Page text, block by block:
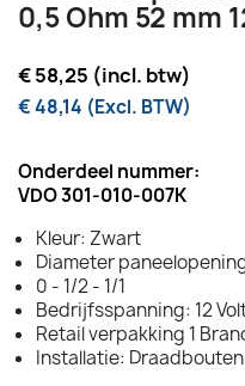
0,5 Ohm 52 mm
€ 58,25 (incl. btw)
€ 48,14 (Excl. BTW)
Onderdeel nummer:
VDO 301-010-007K
Kleur: Zwart
Diameter
0 - 1/2 - 1/1
Bedrijfsspanning: 12
Retail verpakking 1
Installatie: Draadbouten